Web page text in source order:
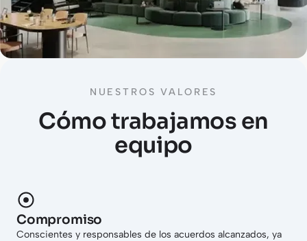
NUESTROS VALORES
Cómo trabajamos en
equipo
Compromiso
Conscientes y responsables de los acuerdos alcanzados, ya